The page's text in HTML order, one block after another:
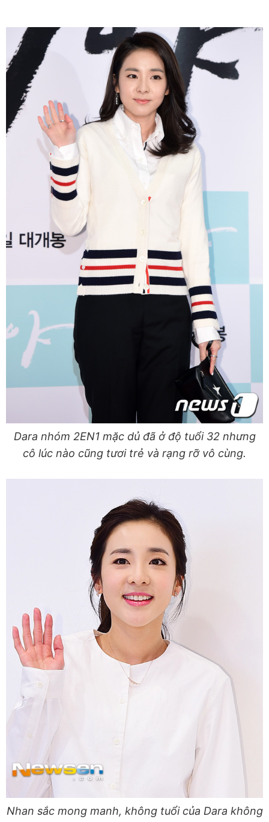
Dara nhóm 2EN1 mặc dủ đã ở độ tuổi 32 nhưng
cô lúc nào cũng tươi trẻ và rạng rỡ vô cùng.
Nhan sắc mong manh, không tuổi của Dara không